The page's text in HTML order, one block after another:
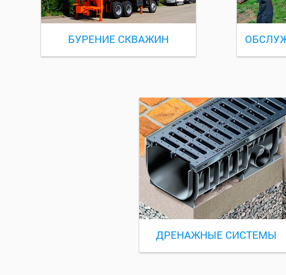
БУРЕНИЕ СКВАЖИН
ДРЕНАЖНЫЕ СИСТЕМЫ